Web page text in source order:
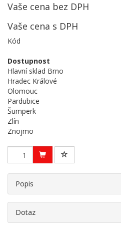
Vaše cena bez DPH
Vaše cena s DPH
Kód
Dostupnost
Hlavní sklad Brno
Hradec Králové
Olomouc
Pardubice
Šumperk
Zlín
Znojmo
Popis
Dotaz